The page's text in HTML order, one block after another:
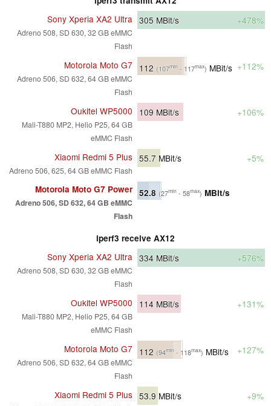
Sony Xperia XA2 Ultra
Adreno 508, SD 630, 32 GB eMMC
Flash
305 MBit/s +478%
Motorola Moto G7
Adreno 506, SD 632, 64 GB eMMC
Flash
112 (107min - 117max) MBit/s +112%
Oukitel WP5000
Mali-T880 MP2, Helio P25, 64 GB
eMMC Flash
109 MBit/s +106%
Xiaomi Redmi 5 Plus
Adreno 506, 625, 64 GB eMMC Flash
55.7 MBit/s +5%
Motorola Moto G7 Power
Adreno 506, SD 632, 64 GB eMMC
Flash
52.8 (27min - 58max) MBit/s
iperf3 receive AX12
Sony Xperia XA2 Ultra
Adreno 508, SD 630, 32 GB eMMC
Flash
334 MBit/s +576%
Oukitel WP5000
Mali-T880 MP2, Helio P25, 64 GB
eMMC Flash
114 MBit/s +131%
Motorola Moto G7
Adreno 506, SD 632, 64 GB eMMC
Flash
112 (94min- 118max) MBit/s +127%
Xiaomi Redmi 5 Plus 53.9 MBit/s +9%